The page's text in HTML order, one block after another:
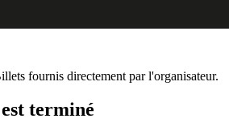
fournis directement par l'organisateur.
terminé